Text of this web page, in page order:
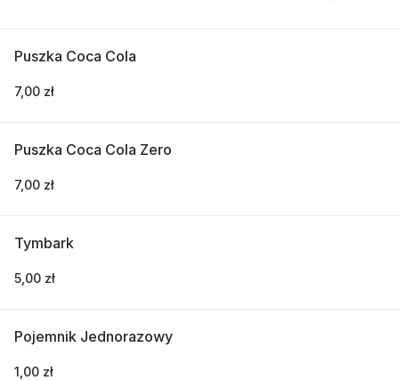
Puszka Coca Cola
7,00 zł
Puszka Coca Cola Zero
7,00 zł
Tymbark
5,00 zł
Pojemnik Jednorazowy
1,00 zł